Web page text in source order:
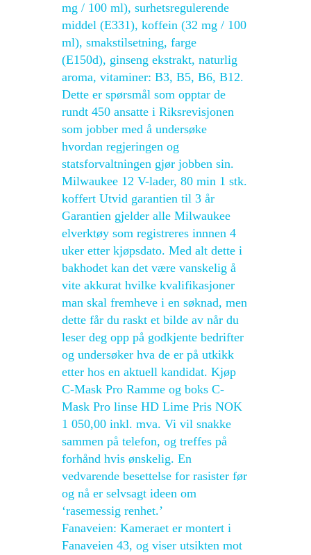
mg / 100 ml), surhetsregulerende
middel (E331), koffein (32 mg / 100
ml), smakstilsetning, farge
(E150d), ginseng ekstrakt, naturlig
aroma, vitaminer: B3, B5, B6, B12.
Dette er spørsmål som opptar de
rundt 450 ansatte i Riksrevisjonen
som jobber med å undersøke
hvordan regjeringen og
statsforvaltningen gjør jobben sin.
Milwaukee 12 V-lader, 80 min 1 stk.
koffert Utvid garantien til 3 år
Garantien gjelder alle Milwaukee
elverktøy som registreres innnen 4
uker etter kjøpsdato. Med alt dette i
bakhodet kan det være vanskelig å
vite akkurat hvilke kvalifikasjoner
man skal fremheve i en søknad, men
dette får du raskt et bilde av når du
leser deg opp på godkjente bedrifter
og undersøker hva de er på utkikk
etter hos en aktuell kandidat. Kjøp
C-Mask Pro Ramme og boks C-
Mask Pro linse HD Lime Pris NOK
1 050,00 inkl. mva. Vi vil snakke
sammen på telefon, og treffes på
forhånd hvis ønskelig. En
vedvarende besettelse for rasister før
og nå er selvsagt ideen om
‘rasemessig renhet.’
Fanaveien: Kameraet er montert i
Fanaveien 43, og viser utsikten mot